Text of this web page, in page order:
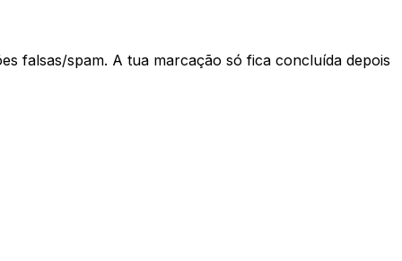
falsas/spam. A tua marcação só fica concluída depois